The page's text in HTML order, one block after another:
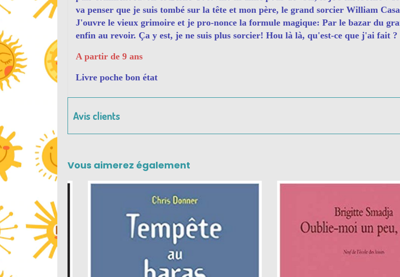
va penser que je suis tombé sur la tête et mon père, le grand sorcier William
J'ouvre le vieux grimoire et je pro-nonce la formule magique: Par le bazar du
enfin au revoir. Ça y est, je ne suis plus sorcier! Hou là là, qu'est-ce que j'ai fait ?
A partir de 9 ans
Livre poche bon état
Avis clients
Vous aimerez également